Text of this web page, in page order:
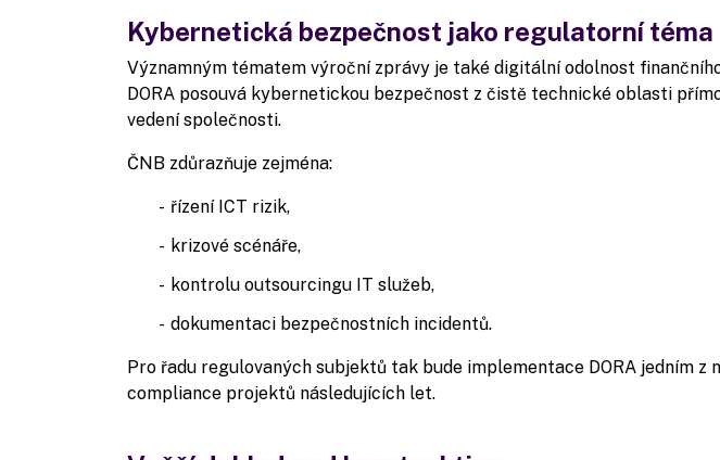
Kybernetická bezpečnost jako regulatorní téma
Významným tématem výroční zprávy je také digitální odolnost
DORA posouvá kybernetickou bezpečnost z čistě technické oblasti
vedení společnosti.
ČNB zdůrazňuje zejména:
řízení ICT rizik,
krizové scénáře,
kontrolu outsourcingu IT služeb,
dokumentaci bezpečnostních incidentů.
Pro řadu regulovaných subjektů tak bude implementace DORA jedním z
compliance projektů následujících let.